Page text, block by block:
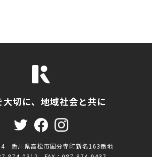
大切に、地域社会と共に
香川県高松市国分寺町新名163番地